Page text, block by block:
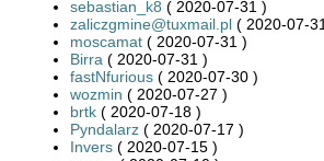
sebastian_k8 ( 2020-07-31 )
zaliczgmine@tuxmail.pl ( 2020-07-
moscamat ( 2020-07-31 )
Birra ( 2020-07-31 )
fastNfurious ( 2020-07-30 )
wozmin ( 2020-07-27 )
brtk ( 2020-07-18 )
Pyndalarz ( 2020-07-17 )
Invers ( 2020-07-15 )